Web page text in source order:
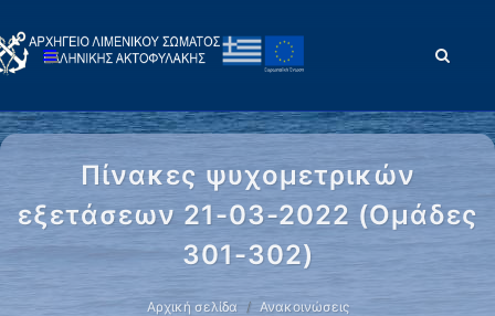
Πίνακες ψυχομετρικών
εξετάσεων 21-03-2022 (Ομάδες
301-302)
Αρχική σελίδα
Ανακοινώσεις